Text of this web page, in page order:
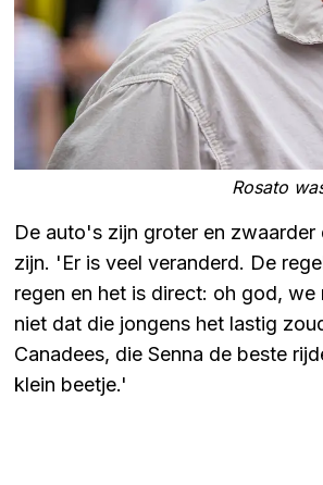
Rosato
De auto's zijn groter en
zijn. 'Er is veel veranderd. De
regen en het is direct: oh god,
niet dat die jongens het lastig
Canadees, die Senna de beste
klein beetje.'